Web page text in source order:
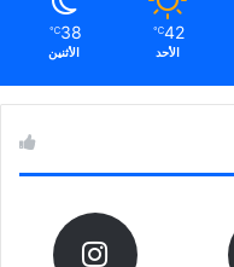
42
℃
الأحد
38
℃
الأثنين